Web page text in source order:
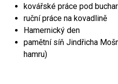
kovářské práce pod
ruční práce na kovadlině
Hamernický den
pamětní síň Jindřicha
hamru)